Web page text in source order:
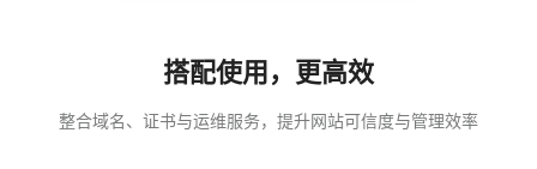
搭配使用，更高效
整合域名、证书与运维服务，提升网站可信度与管理效率